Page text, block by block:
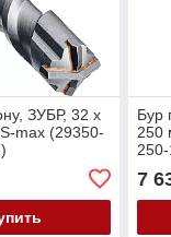
ЗУБР, 32 х
max (29350-
Бур
250
7